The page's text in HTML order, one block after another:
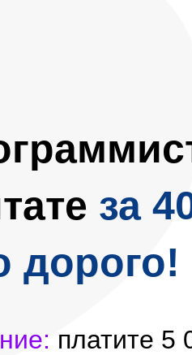
за
дорого!
платите 5